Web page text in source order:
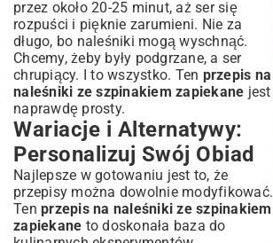
przez około 20-25 minut, aż ser się
rozpuści i pięknie zarumieni. Nie za
długo, bo naleśniki mogą wyschnąć.
Chcemy, żeby były podgrzane, a ser
chrupiący. I to wszystko. Ten przepis na
naleśniki ze szpinakiem zapiekane jest
naprawdę prosty.
Wariacje i Alternatywy:
Personalizuj Swój Obiad
Najlepsze w gotowaniu jest to, że
przepisy można dowolnie modyfikować.
Ten przepis na naleśniki ze szpinakiem
zapiekane to doskonała baza do